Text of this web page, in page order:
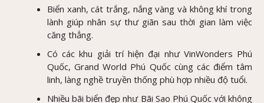
Biển xanh, cát trắng, nắng vàng và không khí trong
lành giúp nhân sự thư giãn sau thời gian làm việc
căng thẳng.
Có các khu giải trí hiện đại như VinWonders Phú
Quốc, Grand World Phú Quốc cùng các điểm tâm
linh, làng nghề truyền thống phù hợp nhiều độ tuổi.
Nhiều bãi biển đẹp như Bãi Sao Phú Quốc với không